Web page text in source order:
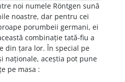
noi numele Röntgen sună
noastre, dar pentru cei
porumbeii germani, ei
combinație tată-fiu a
din țara lor. În special pe
naționale, aceștia pot pune
pe masa :